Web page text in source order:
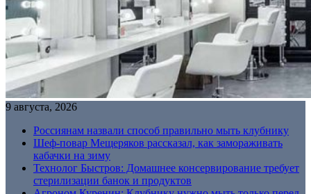
9 августа, 2026
Россиянам назвали способ правильно мыть клубнику
Шеф-повар Мещеряков рассказал, как замораживать
кабачки на зиму
Технолог Быстров: Домашнее консервирование требует
стерилизации банок и продуктов